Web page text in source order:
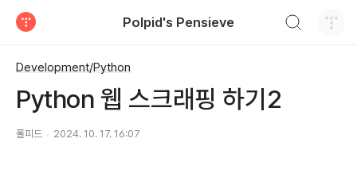
Polpid's Pensieve
Development/Python
Python 웹 스크래핑 하기2
폴피드 2024. 10. 17. 16:07